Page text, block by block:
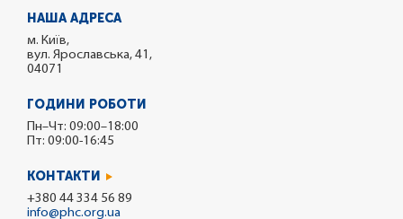
НАША АДРЕСА
м. Київ,
вул. Ярославська, 41,
04071
ГОДИНИ РОБОТИ
Пн–Чт: 09:00–18:00
Пт: 09:00-16:45
КОНТАКТИ
+380 44 334 56 89
info@phc.org.ua